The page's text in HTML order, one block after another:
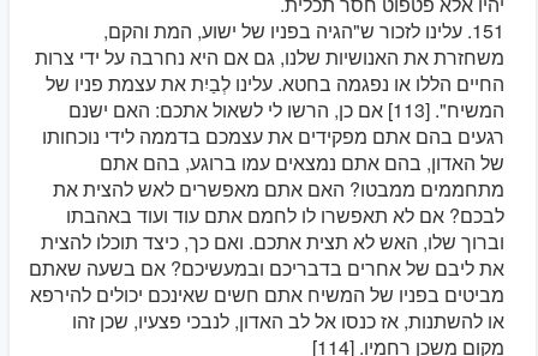
151. עלינו לזכור ש"הגיה בפניו של ישוע, המת והקם,
משחזרת את האנושיות שלנו, גם אם היא נחרבה על ידי צרות
החיים הללו או נפגמה בחטא. עלינו לְבַיִת את עצמת פניו של
המשיח". [113] אם כן, הרשו לי לשאול אתכם: האם ישנם
רגעים בהם אתם מפקידים את עצמכם בדממה לידי נוכחותו
של האדון, בהם אתם נמצאים עמו ברוגע, בהם אתם
מתחממים ממבטו? האם אתם מאפשרים לאש להצית את
לבכם? אם לא תאפשרו לו לחמם אתם עוד ועוד באהבתו
וברוך שלו, האש לא תצית אתכם. ואם כך, כיצד תוכלו להצית
את ליבם של אחרים בדבריכם ובמעשיכם? אם בשעה שאתם
מביטים בפניו של המשיח אתם חשים שאינכם יכולים להירפא
או להשתנות, אז כנסו אל לב האדון, לנבכי פצעיו, שכן זהו
מקום משכן רחמיו. [114]